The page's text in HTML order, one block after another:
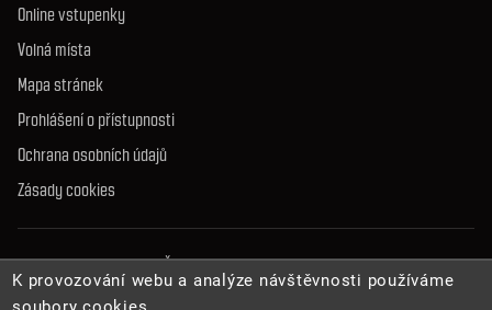
Online vstupenky
Volná místa
Mapa stránek
Prohlášení o přístupnosti
Ochrana osobních údajů
Zásady cookies
© 2026 Správa jeskyní České republiky. Všechna práva vyhrazena.
K provozování webu a analýze návštěvnosti používáme